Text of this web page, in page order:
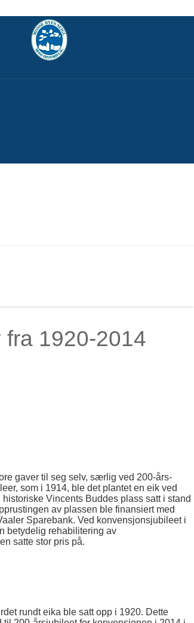
1920-2014
gaver til seg selv, særlig ved 200-års-
som i 1914, ble det plantet en eik ved
Vincents Buddes plass satt i stand
av plassen ble finansiert med
Sparebank. Ved konvensjonsjubileet i
betydelig rehabilitering av
satte stor pris på.
rundt eika ble satt opp i 1920. Dette